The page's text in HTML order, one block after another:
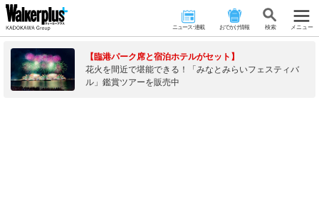
ニュース･連載 おでかけ情報 検 索 メニュー
【臨港パーク席と宿泊ホテルがセット】
花火を間近で堪能できる！「みなとみらいフェスティバ
ル」鑑賞ツアーを販売中